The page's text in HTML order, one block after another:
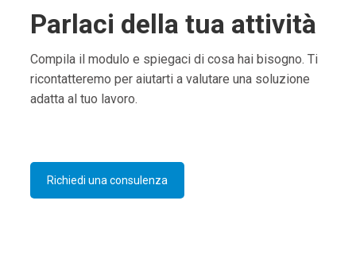
Parlaci della tua attività
Compila il modulo e spiegaci di cosa hai bisogno. Ti
ricontatteremo per aiutarti a valutare una soluzione
adatta al tuo lavoro.
Richiedi una consulenza